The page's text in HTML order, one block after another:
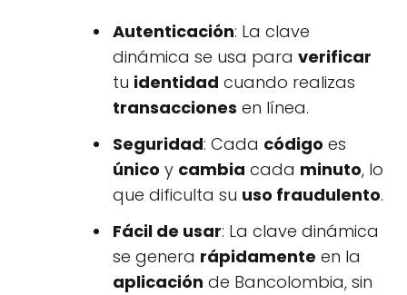
Autenticación: La clave
dinámica se usa para verificar
tu identidad cuando realizas
transacciones en línea.
Seguridad: Cada código es
único y cambia cada minuto, lo
que dificulta su uso fraudulento.
Fácil de usar: La clave dinámica
se genera rápidamente en la
aplicación de Bancolombia, sin